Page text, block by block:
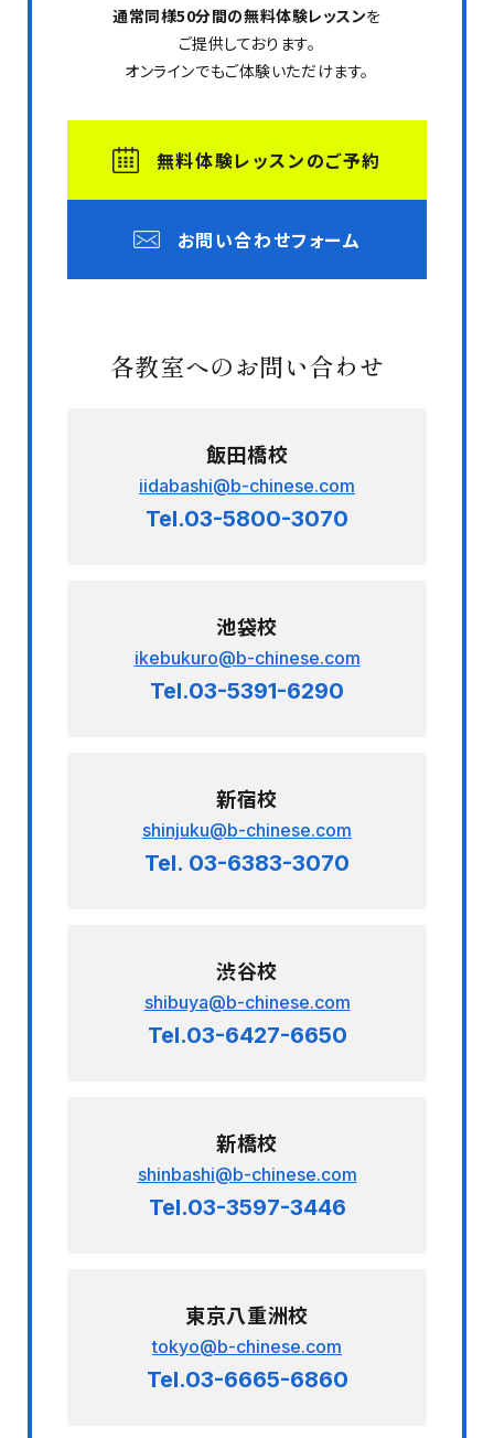
通常同様50分間の無料体験レッスンを
ご提供しております。
オンラインでもご体験いただけます。
無料体験レッスンのご予約
お問い合わせフォーム
各教室へのお問い合わせ
飯田橋校
iidabashi@b-chinese.com
Tel.03-5800-3070
池袋校
ikebukuro@b-chinese.com
Tel.03-5391-6290
新宿校
shinjuku@b-chinese.com
Tel. 03-6383-3070
渋谷校
shibuya@b-chinese.com
Tel.03-6427-6650
新橋校
shinbashi@b-chinese.com
Tel.03-3597-3446
東京八重洲校
tokyo@b-chinese.com
Tel.03-6665-6860